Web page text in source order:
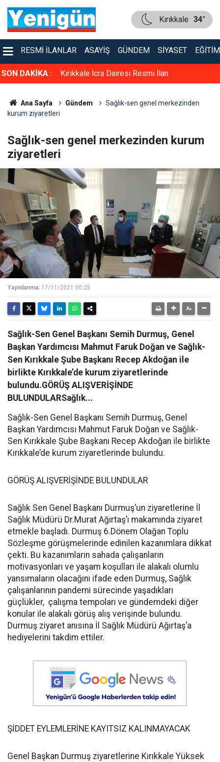
Kırıkkale 34°
RESMI İLANLAR ASAYIŞ GÜNDEM SIYASET EĞITIM
SON DAKİKA : Kırıkkale İcra Dairesi Resmi İlan
Ana Sayfa Gündem
Sağlık-sen genel merkezinden
kurum ziyaretleri
Sağlık-sen genel merkezinden kurum
ziyaretleri
Yayınlanma: 17/11/2021 00:25
Sağlık-Sen Genel Başkanı Semih Durmuş, Genel
Başkan Yardımcısı Mahmut Faruk Doğan ve Sağlık-
Sen Kırıkkale Şube Başkanı Recep Akdoğan ile
birlikte Kırıkkale’de kurum ziyaretlerinde
bulundu.GÖRÜŞ ALIŞVERİŞİNDE
BULUNDULARSağlık...
Sağlık-Sen Genel Başkanı Semih Durmuş, Genel
Başkan Yardımcısı Mahmut Faruk Doğan ve Sağlık-
Sen Kırıkkale Şube Başkanı Recep Akdoğan ile birlikte
Kırıkkale’de kurum ziyaretlerinde bulundu.
GÖRÜŞ ALIŞVERİŞİNDE BULUNDULAR
Sağlık Sen Genel Başkanı Durmuş’un ziyaretlerine İl
Sağlık Müdürü Dr.Murat Ağırtaş’ı makamında ziyaret
etmekle başladı. Durmuş 6.Dönem Olağan Toplu
Sözleşme görüşmelerinde edinilen kazanımlara dikkat
çekti. Bu kazanımların sahada çalışanların
motivasyonları ve yaşam koşulları ile alakalı olumlu
yansımaların olacağını ifade eden Durmuş, Sağlık
çalışanlarının pandemi sürecinde yaşadıkları
güçlükler, çalışma tempoları ve gündemdeki diğer
konular ile alakalı görüş alış verişinde bulundu.
Durmuş ziyaret anısına İl Sağlık Müdürü Ağırtaş’a
hediyelerini takdim ettiler.
ŞİDDET EYLEMLERİNE KAYITSIZ KALINMAYACAK
Genel Başkan Durmuş ziyaretlerine Kırıkkale Yüksek